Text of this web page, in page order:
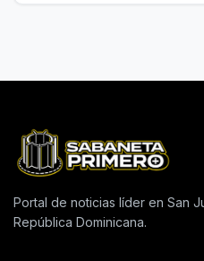
Portal de noticias líder en San
República Dominicana.